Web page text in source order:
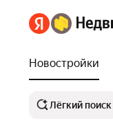
Новостройки
Лёгкий поиск